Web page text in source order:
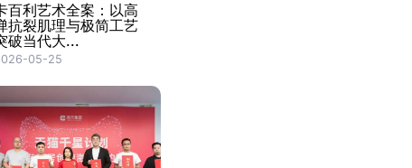
百利艺术全案：以高
抗裂肌理与极简工艺
破当代大...
05-25